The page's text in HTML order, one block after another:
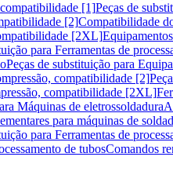
[1]Peças de
[2]Compatibilidade
[2XL]
para Ferramentas de
Peças de substituição para
compatibilidade [2]
compatibilidade [2XL]
Máquinas de eletrossoldadura
para máquinas de
para Ferramentas de
de tubosComandos